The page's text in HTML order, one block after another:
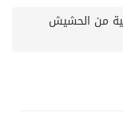
من الحشيش